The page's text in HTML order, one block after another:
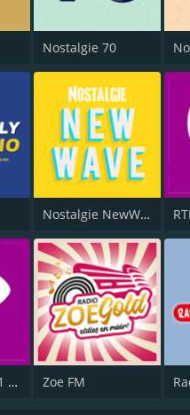
Nostalgie 70
Nostalgie NewWave
RTBF Classic 21 70's Zoe FM